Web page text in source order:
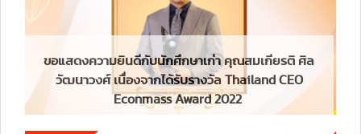
ขอแสดงความยินดีกับนักศึกษาเก่า คุณสมเกียรติ ศิล
วัฒนาวงศ์ เนื่องจากได้รับรางวัล Thailand CEO
Econmass Award 2022 ​